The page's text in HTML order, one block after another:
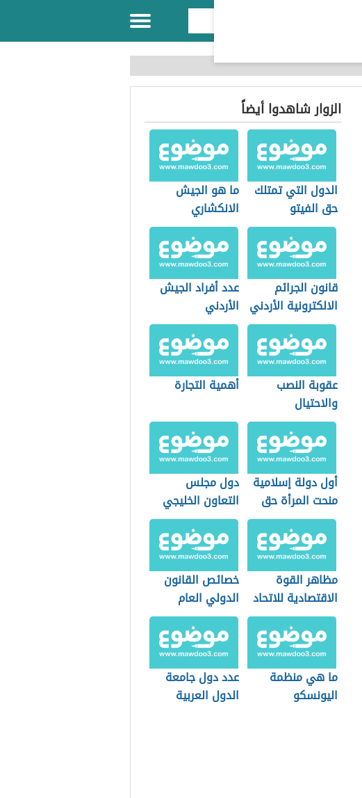
الزوار شاهدوا أيضاً
الدول التي تمتلك
حق الفيتو
ما هو الجيش
الانكشاري
قانون الجرائم
الالكترونية الأردني
عدد أفراد الجيش
الأردني
عقوبة النصب
والاحتيال
الإلكتروني في
السعودية
أهمية التجارة
أول دولة إسلامية
منحت المرأة حق
الانتخاب
دول مجلس
التعاون الخليجي
مظاهر القوة
الاقتصادية للاتحاد
الأوروبي
خصائص القانون
الدولي العام
ما هي منظمة
اليونسكو
عدد دول جامعة
الدول العربية